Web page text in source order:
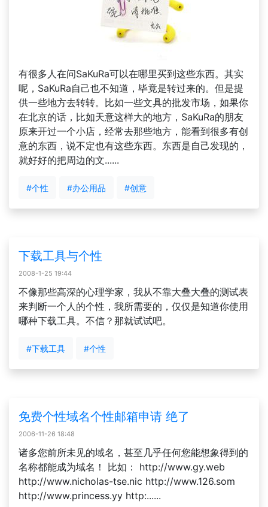
有很多人在问SaKuRa可以在哪里买到这些东西。其实
呢，SaKuRa自己也不知道，毕竟是转过来的。但是提
供一些地方去转转。比如一些文具的批发市场，如果你
在北京的话，比如天意这样大的地方，SaKuRa的朋友
原来开过一个小店，经常去那些地方，能看到很多有创
意的东西，说不定也有这些东西。东西是自己发现的，
就好好的把周边的文......
#个性 #办公用品 #创意
下载工具与个性
2008-1-25 19:44
不像那些高深的心理学家，我从不靠大叠大叠的测试表
来判断一个人的个性，我所需要的，仅仅是知道你使用
哪种下载工具。不信？那就试试吧。
#下载工具 #个性
免费个性域名个性邮箱申请 绝了
2006-11-26 18:48
诸多您前所未见的域名，甚至几乎任何您能想象得到的
名称都能成为域名！ 比如： http://www.gy.web
http://www.nicholas-tse.nic http://www.126.som
http://www.princess.yy http:......